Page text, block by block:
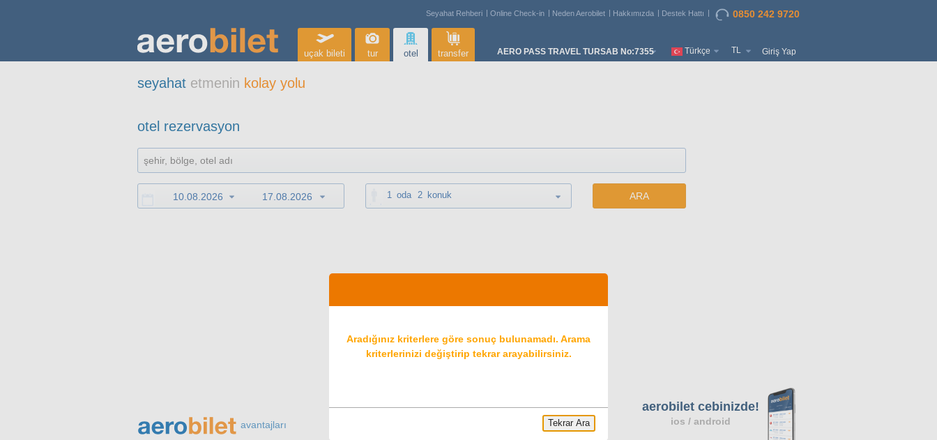
Seyahat Rehberi Online Check-in Neden Aerobilet Hakkımızda Destek Hattı 0850 242 9720
uçak bileti tur otel transfer AERO PASS TRAVEL TURSAB No:7355 Türkçe TL Giriş Yap
seyahat etmenin kolay yolu
otel rezervasyon
1 oda 2 konuk ARA
avantajları
aerobilet cebinizde!
ios / android
Aradığınız kriterlere göre sonuç bulunamadı. Arama
kriterlerinizi değiştirip tekrar arayabilirsiniz.
Tekrar Ara